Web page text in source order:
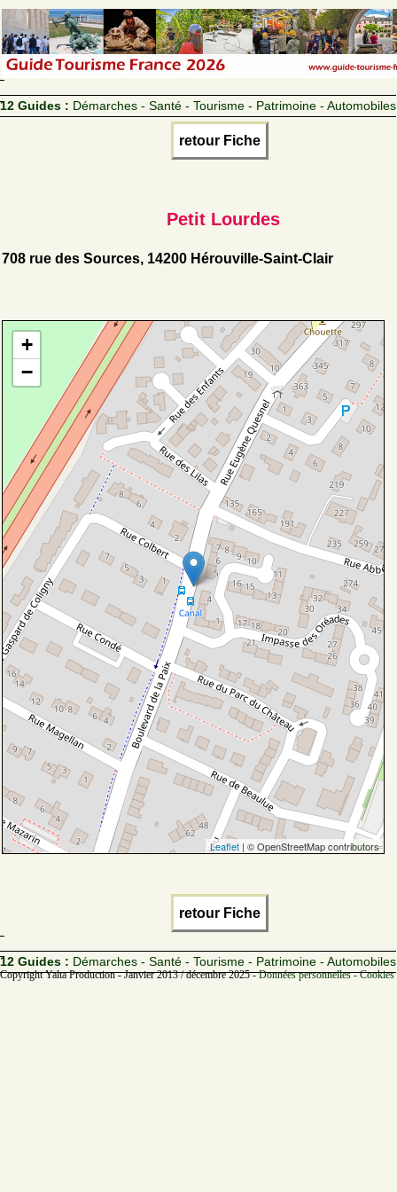
12 Guides : Démarches - Santé - Tourisme - Patrimoine - Automobiles
retour Fiche
Petit Lourdes
708 rue des Sources, 14200 Hérouville-Saint-Clair
+
−
Leaflet | © OpenStreetMap contributors
retour Fiche
12 Guides : Démarches - Santé - Tourisme - Patrimoine - Automobiles
Copyright Yalta Production - Janvier 2013 / décembre 2025 -Données personnelles -